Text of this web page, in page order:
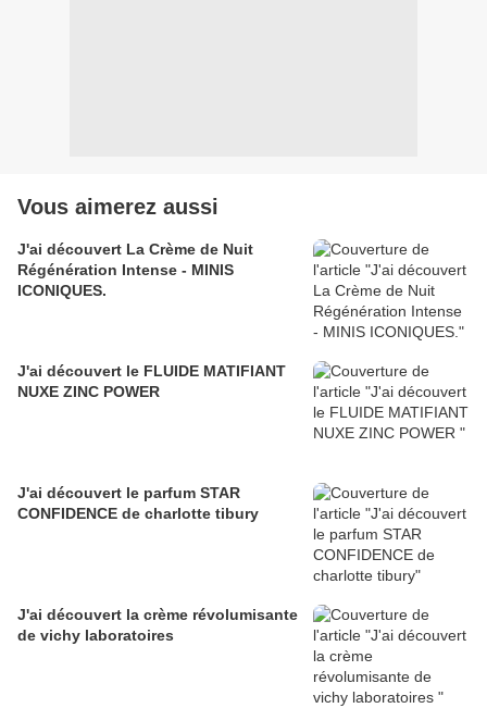
Vous aimerez aussi
J'ai découvert La Crème de Nuit
Régénération Intense - MINIS
ICONIQUES.
J'ai découvert le FLUIDE MATIFIANT
NUXE ZINC POWER
J'ai découvert le parfum STAR
CONFIDENCE de charlotte tibury
J'ai découvert la crème révolumisante
de vichy laboratoires